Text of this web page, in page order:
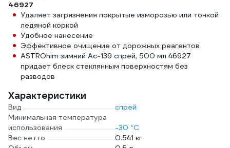
46927
Удаляет загрязнения покрытые изморозью или тонкой
ледяной коркой
Удобное нанесение
Эффективное очищение от дорожных реагентов
ASTROhim зимний Ас-139 спрей, 500 мл 46927
придает блеск стеклянным поверхностям без
разводов
Характеристики
Вид
спрей
Минимальная температура
использования
-30 °С
Вес нетто
0.541 кг